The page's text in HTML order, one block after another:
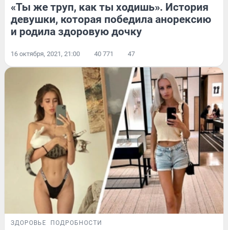
«Ты же труп, как ты ходишь». История
девушки, которая победила анорексию
и родила здоровую дочку
16 октября, 2021, 21:00 40 771 47
ЗДОРОВЬЕ ПОДРОБНОСТИ